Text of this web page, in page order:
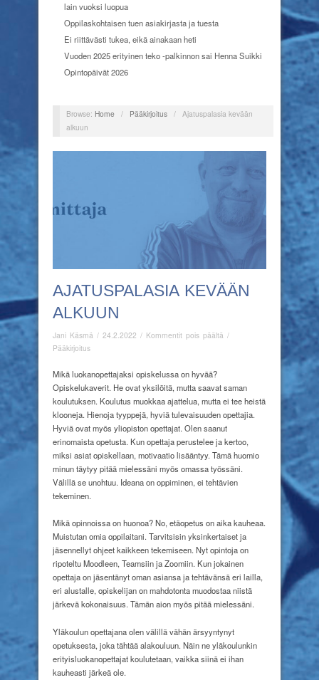
lain vuoksi luopua
Oppilaskohtaisen tuen asiakirjasta ja tuesta
Ei riittävästi tukea, eikä ainakaan heti
Vuoden 2025 erityinen teko -palkinnon sai Henna Suikki
Opintopäivät 2026
Browse: Home / Pääkirjoitus /
Ajatuspalasia kevään
alkuun
AJATUSPALASIA KEVÄÄN
ALKUUN
Jani Käsmä / 24.2.2022 / Kommentit pois päältä artikkelissa
/
Pääkirjoitus
Mikä luokanopettajaksi opiskelussa on hyvää?
Opiskelukaverit. He ovat yksilöitä, mutta saavat saman
koulutuksen. Koulutus muokkaa ajattelua, mutta ei tee heistä
klooneja. Hienoja tyyppejä, hyviä tulevaisuuden opettajia.
Hyviä ovat myös yliopiston opettajat. Olen saanut
erinomaista opetusta. Kun opettaja perustelee ja kertoo,
miksi asiat opiskellaan, motivaatio lisääntyy. Tämä huomio
minun täytyy pitää mielessäni myös omassa työssäni.
Välillä se unohtuu. Ideana on oppiminen, ei tehtävien
tekeminen.
Mikä opinnoissa on huonoa? No, etäopetus on aika kauheaa.
Muistutan omia oppilaitani. Tarvitsisin yksinkertaiset ja
jäsennellyt ohjeet kaikkeen tekemiseen. Nyt opintoja on
ripoteltu Moodleen, Teamsiin ja Zoomiin. Kun jokainen
opettaja on jäsentänyt oman asiansa ja tehtävänsä eri lailla,
eri alustalle, opiskelijan on mahdotonta muodostaa niistä
järkevä kokonaisuus. Tämän aion myös pitää mielessäni.
Yläkoulun opettajana olen välillä vähän ärsyyntynyt
opetuksesta, joka tähtää alakouluun. Näin ne yläkoulunkin
erityisluokanopettajat koulutetaan, vaikka siinä ei ihan
kauheasti järkeä ole.